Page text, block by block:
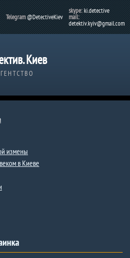
Telegram@DetectiveKiev
skype:ki.detective
mail:
detektiv.kyiv@gmail.com
Киев
измены
в Киеве